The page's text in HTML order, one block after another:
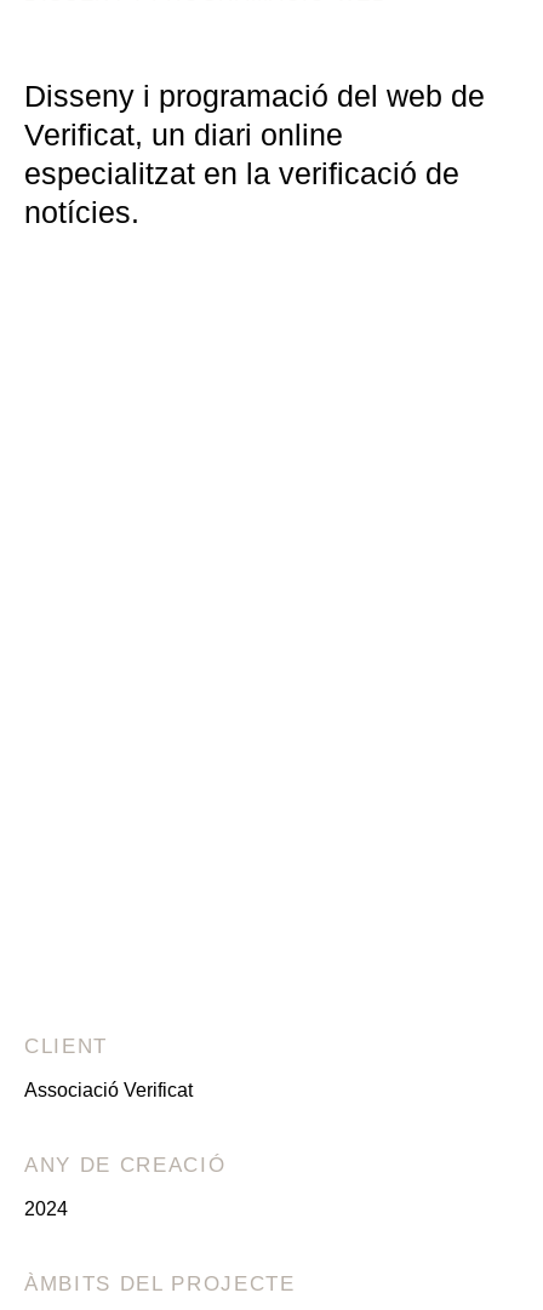
Disseny i programació del web de
Verificat, un diari online
especialitzat en la verificació de
notícies.
CLIENT
Associació Verificat
ANY DE CREACIÓ
2024
ÀMBITS DEL PROJECTE